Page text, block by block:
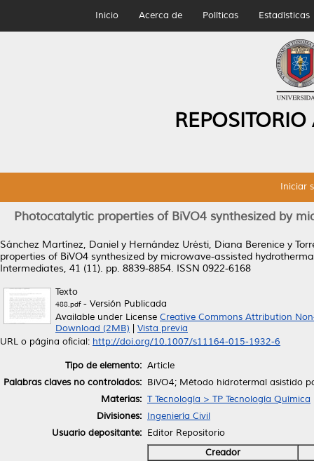
Inicio Acerca de Políticas Estadísticas
Iniciar
Photocatalytic properties of BiVO4 synthesized by
Sánchez Martínez, Daniel y Hernández Urésti, Diana Berenice y
properties of BiVO4 synthesized by microwave-assisted
Intermediates, 41 (11). pp. 8839-8854. ISSN 0922-6168
Texto
488.pdf- Versión Publicada
Available under License Creative Commons Attribution
Download (2MB)
Vista previa
URL o página oficial: http://doi.org/10.1007/s11164-015-1932-6
Tipo de elemento: Article
Palabras claves no controlados: BiVO4; Método hidrotermal asistido
Materias: T Tecnología > TP Tecnología Química
Divisiones: Ingeniería Civil
Usuario depositante: Editor Repositorio
Creador